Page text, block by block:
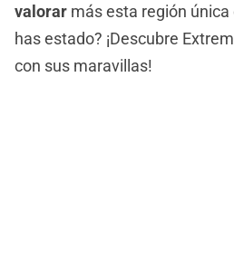
valorar más esta región única
has estado? ¡Descubre
con sus maravillas!